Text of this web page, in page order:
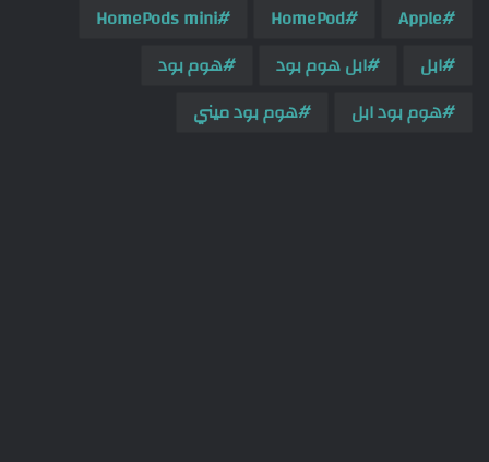
Apple
HomePod
HomePods mini
ابل
ابل هوم بود
هوم بود
هوم بود ابل
هوم بود ميني